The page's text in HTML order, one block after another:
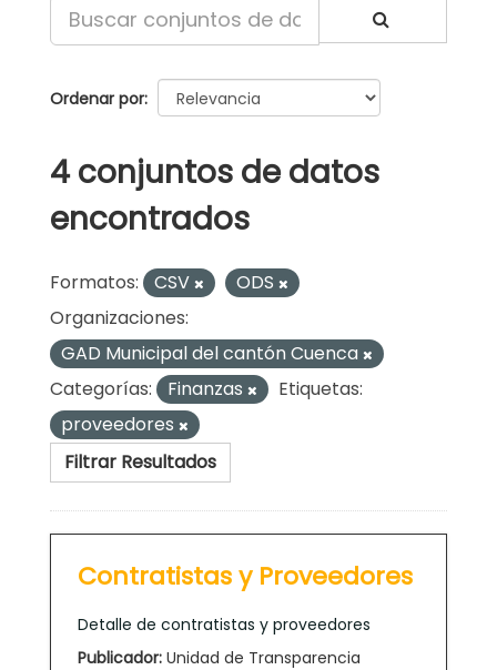
Ordenar por
4 conjuntos de datos
encontrados
Formatos: CSV
ODS
Organizaciones:
GAD Municipal del cantón Cuenca
Categorías:
Finanzas
Etiquetas:
proveedores
Filtrar Resultados
Contratistas y Proveedores
Detalle de contratistas y proveedores
Publicador: Unidad de Transparencia